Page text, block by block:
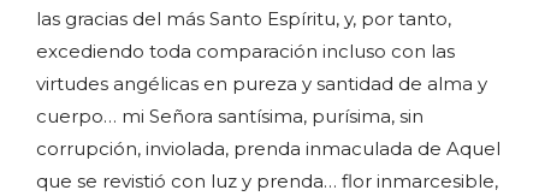
las gracias del más Santo Espíritu, y, por tanto,
excediendo toda comparación incluso con las
virtudes angélicas en pureza y santidad de alma y
cuerpo… mi Señora santísima, purísima, sin
corrupción, inviolada, prenda inmaculada de Aquel
que se revistió con luz y prenda… flor inmarcesible,